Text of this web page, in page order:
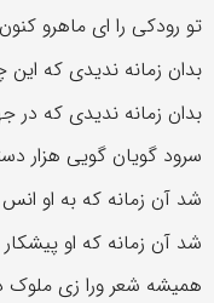
تو رودکی را ای ماهرو
بدان زمانه ندیدی که این
بدان زمانه ندیدی که در
سرود گویان گویی هزار
شد آن زمانه که به او انس
شد آن زمانه که او پیشکار
همیشه شعر ورا زی ملوک